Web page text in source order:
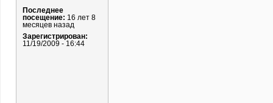
Последнее
посещение: 16 лет 8
месяцев назад
Зарегистрирован:
11/19/2009 - 16:44